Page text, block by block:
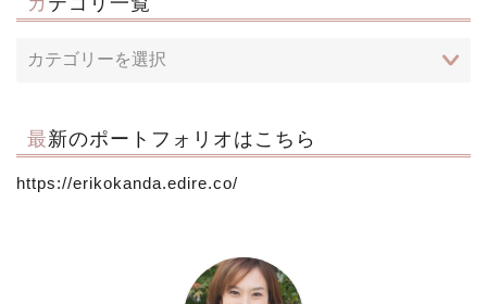
最新のポートフォリオはこちら
https://erikokanda.edire.co/